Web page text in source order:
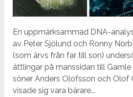
En uppmärksammad DNA-
av Peter Sjölund och Ronny
(som ärvs från far till son)
ättlingar på manssidan till
söner Anders Olofsson och Olof
visade sig vara bärare...